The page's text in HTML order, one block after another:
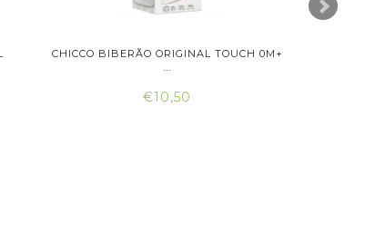
CHICCO BIBERÃO ORIGINAL TOUCH 0M+
€10,50